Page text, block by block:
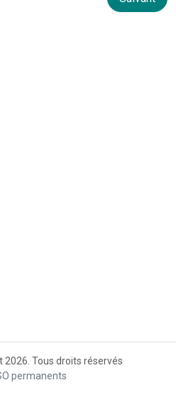
2026. Tous droits réservés
permanents